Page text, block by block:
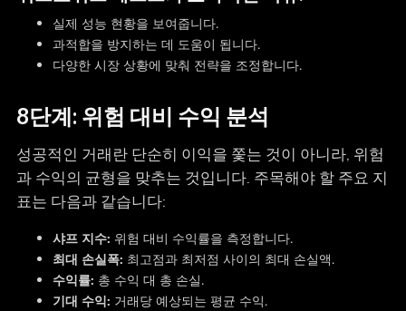
실제 성능 현황을 보여줍니다.
과적합을 방지하는 데 도움이 됩니다.
다양한 시장 상황에 맞춰 전략을 조정합니다.
8단계: 위험 대비 수익 분석
성공적인 거래란 단순히 이익을 쫓는 것이 아니라, 위험
과 수익의 균형을 맞추는 것입니다. 주목해야 할 주요 지
표는 다음과 같습니다:
샤프 지수: 위험 대비 수익률을 측정합니다.
최대 손실폭: 최고점과 최저점 사이의 최대 손실액.
수익률: 총 수익 대 총 손실.
기대 수익: 거래당 예상되는 평균 수익.